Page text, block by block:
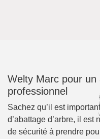
Welty Marc pour un
professionnel
Sachez qu’il est
d’abattage d’arbre, il
de sécurité à prendre